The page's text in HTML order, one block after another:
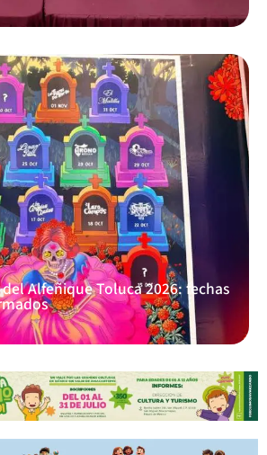
Alfeñique Toluca 2026: fechas